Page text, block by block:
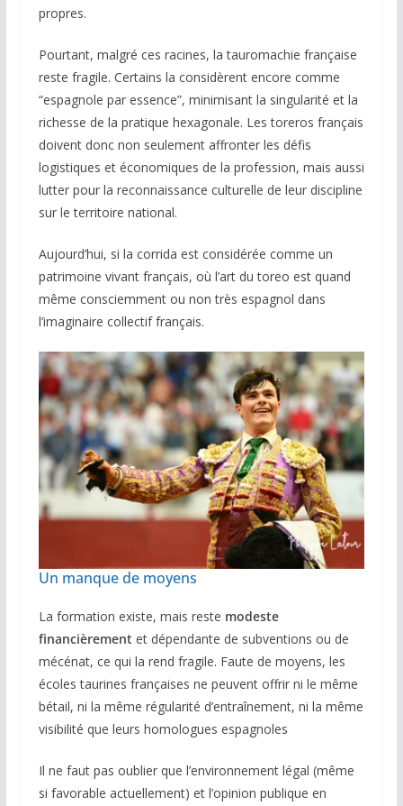
propres.
Pourtant, malgré ces racines, la tauromachie française
reste fragile. Certains la considèrent encore comme
“espagnole par essence”, minimisant la singularité et la
richesse de la pratique hexagonale. Les toreros français
doivent donc non seulement affronter les défis
logistiques et économiques de la profession, mais aussi
lutter pour la reconnaissance culturelle de leur discipline
sur le territoire national.
Aujourd’hui, si la corrida est considérée comme un
patrimoine vivant français, où l’art du toreo est quand
même consciemment ou non très espagnol dans
l’imaginaire collectif français.
Un manque de moyens
La formation existe, mais reste modeste
financièrement et dépendante de subventions ou de
mécénat, ce qui la rend fragile. Faute de moyens, les
écoles taurines françaises ne peuvent offrir ni le même
bétail, ni la même régularité d’entraînement, ni la même
visibilité que leurs homologues espagnoles
Il ne faut pas oublier que l’environnement légal (même
si favorable actuellement) et l’opinion publique en